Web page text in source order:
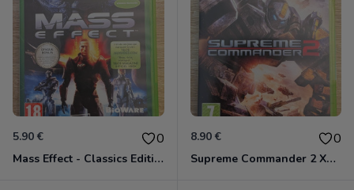
5.90 € 0
Mass Effect - Classics Edition Xbox 360
8.90 € 0
Supreme Commander 2 Xbox 360